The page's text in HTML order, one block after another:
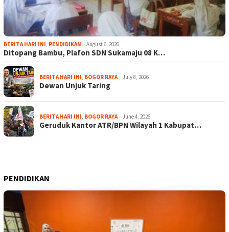
BERITA HARI INI, PENDIDIKAN August 6, 2026
Ditopang Bambu, Plafon SDN Sukamaju 08 K…
BERITA HARI INI, BOGOR RAYA July 8, 2026
Dewan Unjuk Taring
BERITA HARI INI, BOGOR RAYA June 4, 2026
Geruduk Kantor ATR/BPN Wilayah 1 Kabupat…
PENDIDIKAN